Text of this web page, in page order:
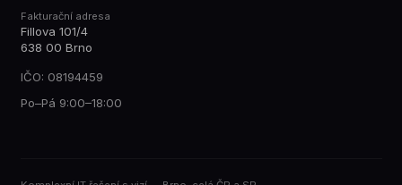
Fakturační adresa
Fillova 101/4
638 00 Brno
IČO: 08194459
Po–Pá 9:00–18:00